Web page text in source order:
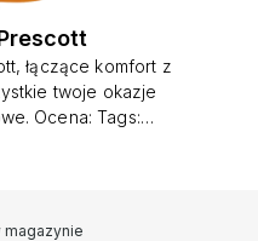
łączące komfort z
twoje okazje
Ocena: Tags:
magazynie